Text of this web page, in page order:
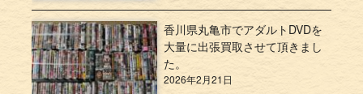
香川県丸亀市でアダルトDVDを
大量に出張買取させて頂きまし
た。
2026年2月21日